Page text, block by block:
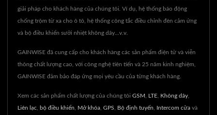
giải pháp cho khách hàng của chúng tôi. Ví dụ, hệ thống báo động
chống trộm từ xa cho ô tô, hệ thống công tắc điều chỉnh đèn cảm ứng
và bộ điều khiển sưởi nhiệt không dây...v.v.
GAINWISE đã cung cấp cho khách hàng các sản phẩm điện tử và viễn
thông chất lượng cao, với công nghệ tiên tiến và 25 năm kinh nghiệm,
GAINWISE đảm bảo đáp ứng mọi yêu cầu của từng khách hàng.
Xem các sản phẩm chất lượng của chúng tôi GSM LTE Không dây
Liên lạc bộ điều khiển Mở khóa GPS Bộ định tuyến Intercom cửa và